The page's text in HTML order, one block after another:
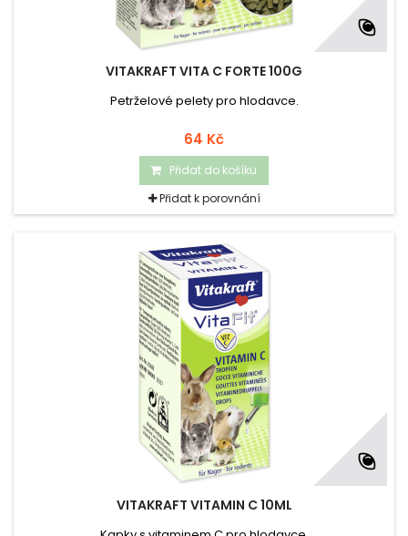
VITAKRAFT VITA C FORTE 100G
Petrželové pelety pro hlodavce.
64 Kč
Přidat do košíku
Přidat k porovnání
VITAKRAFT VITAMIN C 10ML